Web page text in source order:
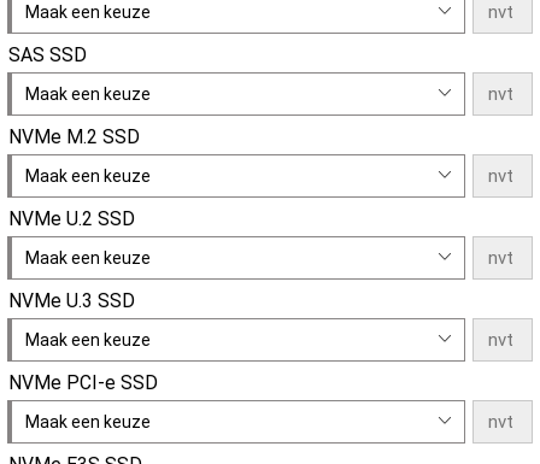
Maak een keuze
SAS SSD
Maak een keuze
NVMe M.2 SSD
Maak een keuze
NVMe U.2 SSD
Maak een keuze
NVMe U.3 SSD
Maak een keuze
NVMe PCI-e SSD
Maak een keuze